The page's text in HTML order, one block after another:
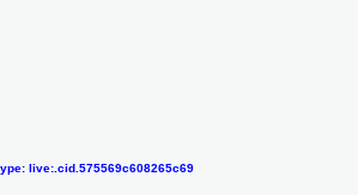
live:.cid.575569c608265c69